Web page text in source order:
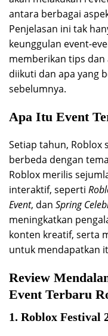
antara berbagai
Penjelasan ini tak
keunggulan event-
memberikan tips dan
diikuti dan apa yang
sebelumnya.
Apa Itu Event
Setiap tahun, Roblox
berbeda dengan
Roblox merilis
interaktif, seperti
Event, dan Spring
meningkatkan
konten kreatif, serta
untuk mendapatkan
Review
Event Terbaru
1. Roblox Festival